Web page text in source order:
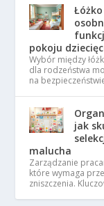
pokoju
Wybór między
dla rodzeństwa
na
jak
malucha
Zarządzanie
które wymaga
zniszczenia.